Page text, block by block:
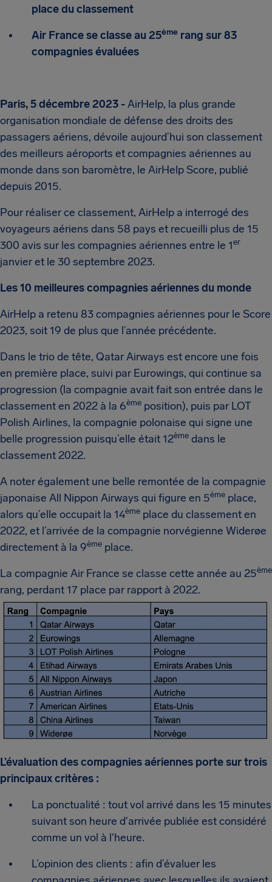
place du classement
Air France se classe au 25ème rang sur 83
compagnies évaluées
Paris, 5 décembre 2023 -AirHelp, la plus grande
organisation mondiale de défense des droits des
passagers aériens, dévoile aujourd’hui son classement
des meilleurs aéroports et compagnies aériennes au
monde dans son baromètre, le AirHelp Score, publié
depuis 2015.
Pour réaliser ce classement, AirHelp a interrogé des
voyageurs aériens dans 58 pays et recueilli plus de 15
300 avis sur les compagnies aériennes entre le 1er
janvier et le 30 septembre 2023.
Les 10 meilleures compagnies aériennes du monde
AirHelp a retenu 83 compagnies aériennes pour le Score
2023, soit 19 de plus que l’année précédente.
Dans le trio de tête, Qatar Airways est encore une fois
en première place, suivi par Eurowings, qui continue sa
progression (la compagnie avait fait son entrée dans le
classement en 2022 à la 6ème position), puis par LOT
Polish Airlines, la compagnie polonaise qui signe une
belle progression puisqu’elle était 12ème dans le
classement 2022.
A noter également une belle remontée de la compagnie
japonaise All Nippon Airways qui figure en 5ème place,
alors qu’elle occupait la 14ème place du classement en
2022, et l’arrivée de la compagnie norvégienne Widerøe
directement à la 9ème place.
La compagnie Air France se classe cette année au 25ème
rang, perdant 17 place par rapport à 2022.
L’évaluation des compagnies aériennes porte sur trois
principaux critères :
La ponctualité : tout vol arrivé dans les 15 minutes
suivant son heure d'arrivée publiée est considéré
comme un vol à l'heure.
L’opinion des clients : afin d’évaluer les